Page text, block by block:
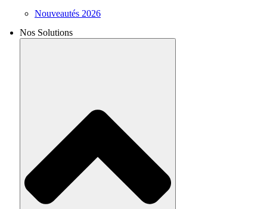
Nouveautés 2026
Nos Solutions